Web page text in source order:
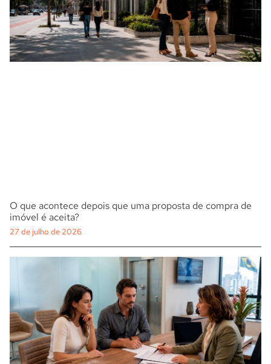
O que acontece depois que uma proposta de compra de
imóvel é aceita?
27 de julho de 2026